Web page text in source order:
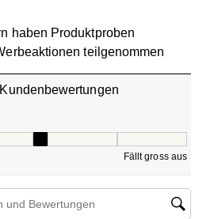
haben Produktproben
teilgenommen
Fällt gross aus
durchsuchen Suche nach Region